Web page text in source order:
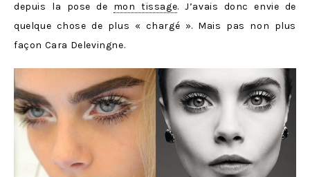
depuis la pose de mon tissage. J’avais donc envie de
quelque chose de plus « chargé ». Mais pas non plus
façon Cara Delevingne.